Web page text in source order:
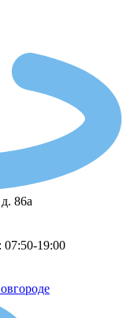
86а
19:00